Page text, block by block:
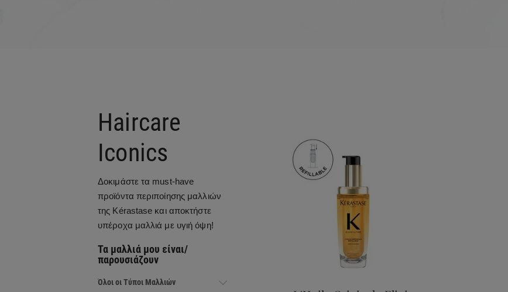
Haircare
Iconics
Δοκιμάστε τα must-have
προϊόντα περιποίησης μαλλιών
της Kérastase και αποκτήστε
υπέροχα μαλλιά με υγιή όψη!
Τα μαλλιά μου είναι/
παρουσιάζουν
Haircare Heroes